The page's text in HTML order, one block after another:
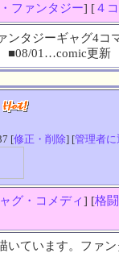
ファンタジー] [４
ンタジーギャグ4
■08/01…comic更新
[修正・削除] [管理者に
グ・コメディ] [格
いています。ファ